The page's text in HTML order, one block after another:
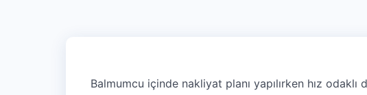
Balmumcu içinde nakliyat planı yapılırken hız